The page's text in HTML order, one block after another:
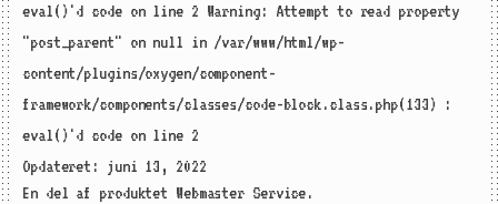
eval()'d code on line 2 Warning: Attempt to read property
"post_parent" on null in /var/www/html/wp-
content/plugins/oxygen/component-
framework/components/classes/code-block.class.php(133) :
eval()'d code on line 2
Opdateret: juni 13, 2022
En del af produktet Webmaster Service.